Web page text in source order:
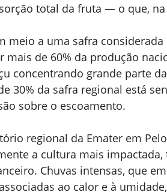
total da fruta — o que,
meio a uma safra
mais de 60% da produção
concentrando grande parte
30% da safra regional está
sobre o escoamento.
regional da Emater em
a cultura mais
Chuvas intensas, que
ao calor e à